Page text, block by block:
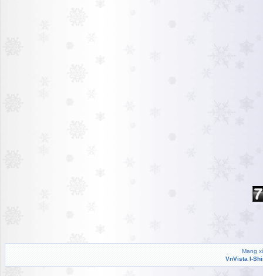
Mạng
VnVista I-